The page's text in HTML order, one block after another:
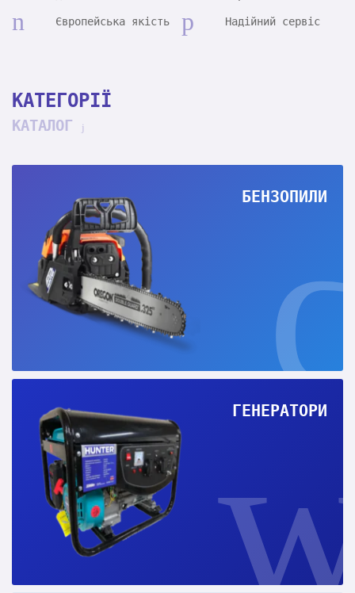
Європейська якість Надійний сервіс
КАТЕГОРІЇ
КАТАЛОГ
БЕНЗОПИЛИ
ГЕНЕРАТОРИ